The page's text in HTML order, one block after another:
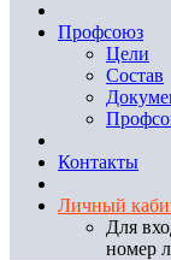
Профсоюз
Цели
Состав
Контакты
Личный
Для
номер